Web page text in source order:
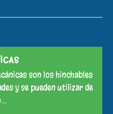
son los hinchables
y se pueden utilizar de